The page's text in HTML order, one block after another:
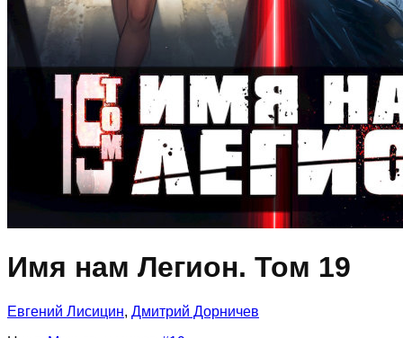
Имя нам Легион. Том 19
Евгений Лисицин, Дмитрий Дорничев